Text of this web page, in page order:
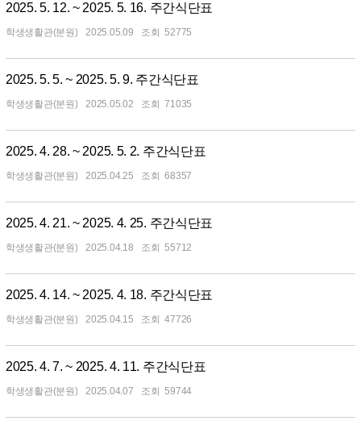
2025. 5. 12. ~ 2025. 5. 16. 주간식단표
학생생활관(분원) 2025.05.09 52775
2025. 5. 5. ~ 2025. 5. 9. 주간식단표
학생생활관(분원) 2025.05.02 71035
2025. 4. 28. ~ 2025. 5. 2. 주간식단표
학생생활관(분원) 2025.04.25 68357
2025. 4. 21. ~ 2025. 4. 25. 주간식단표
학생생활관(분원) 2025.04.18 55712
2025. 4. 14. ~ 2025. 4. 18. 주간식단표
학생생활관(분원) 2025.04.15 47726
2025. 4. 7. ~ 2025. 4. 11. 주간식단표
학생생활관(분원) 2025.04.07 59744